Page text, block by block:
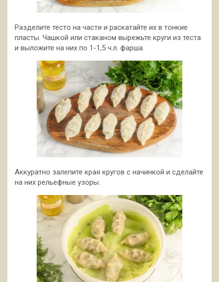
Разделите тесто на части и раскатайте их в тонкие
пласты. Чашкой или стаканом вырежьте круги из теста
и выложите на них по 1-1,5 ч.л. фарша.
Аккуратно залепите края кругов с начинкой и сделайте
на них рельефные узоры.